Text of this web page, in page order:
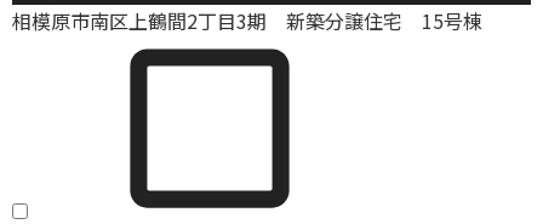
相模原市南区上鶴間2丁目3期 新築分譲住宅 15号棟